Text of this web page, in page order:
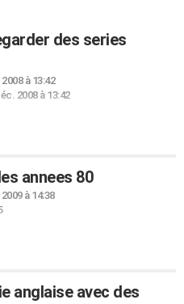
des series
à 13:42
2008 à 13:42
annees 80
à 14:38
anglaise avec des